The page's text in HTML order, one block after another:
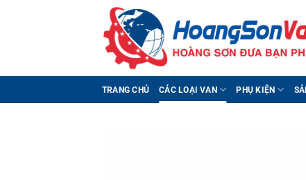
TRANG CHỦ CÁC LOẠI VAN PHỤ KIỆN